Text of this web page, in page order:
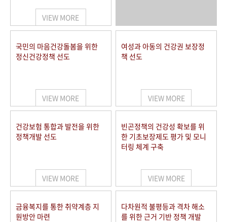
VIEW MORE
국민의 마음건강돌봄을 위한
정신건강정책 선도
VIEW MORE
여성과 아동의 건강권 보장정
책 선도
VIEW MORE
건강보험 통합과 발전을 위한
정책개발 선도
VIEW MORE
빈곤정책의 건강성 확보를 위
한 기초보장제도 평가 및 모니
터링 체계 구축
VIEW MORE
금융복지를 통한 취약계층 지
원방안 마련
다차원적 불평등과 격차 해소
를 위한 근거 기반 정책 개발